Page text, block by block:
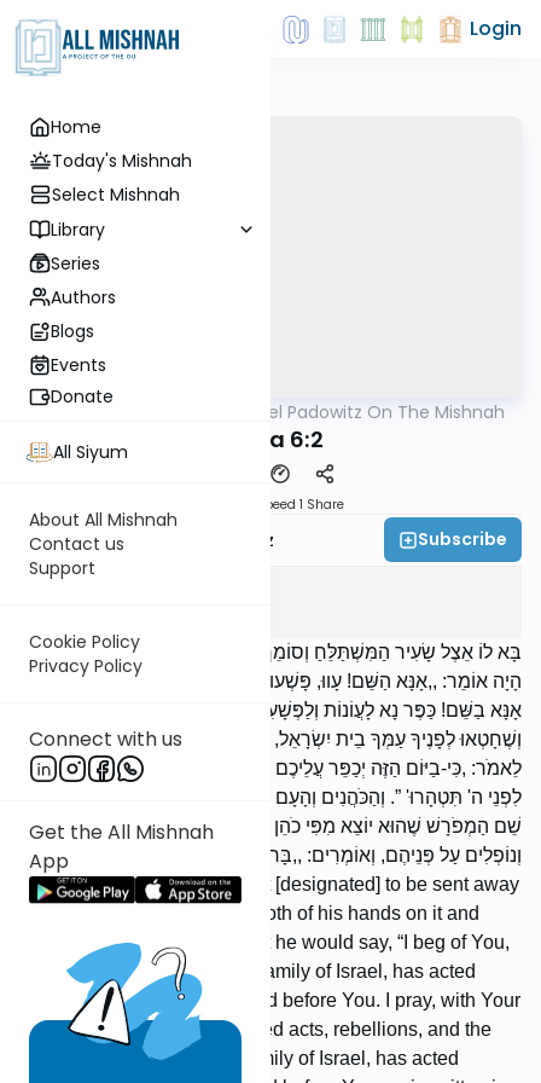
Home
Today's Mishnah
Select Mishnah
Library
Series
Authors
Blogs
Events
Donate
All Siyum
About All Mishnah
Contact us
Support
Cookie Policy
Privacy Policy
Connect with us
Get the All Mishnah
App
Login
Rabbi Joel Padowitz On The Mishnah
Yoma 6:2
Speed 1 Share
Rabbi Joel Padowitz Subscribe
בָּא לוֹ אֵצֶל שָׂעִיר הַמִּשְׁתַּלֵּחַ וְסוֹמֵךְ שְׁתֵּי יָדָיו עָלָיו וּמִתְוַדֶּה. וְכָךְ
הָיָה אוֹמֵר: ,,אָנָּא הַשֵּׁם! עָווּ, פָּשְׁעוּ, חָטְאוּ לְפָנֶיךָ עַמְּךָ בֵית יִשְׂרָאֵל.
אָנָּא בַשֵּׁם! כַּפֶּר נָא לָעֲוֹנוֹת וְלַפְּשָׁעִים וְלַחֲטָאִים, שֶׁעָווּ וְשֶׁפָּשְׁעוּ
וְשֶׁחָטְאוּ לְפָנֶיךָ עַמְּךָ בֵית יִשְׂרָאֵל, כַּכָּתוּב בְּתוֹרַת משֶׁה עַבְדֶּךָ
לֵאמֹר: ,כִּי-בַיּוֹם הַזֶּה יְכַפֵּר עֲלֵיכֶם לְטַהֵר אֶתְכֶם מִכֹּל חַטֹּאתֵיכֶם
לִפְנֵי ה' תִּטְהָרוּ' ”. וְהַכֹּהֲנִים וְהָעָם הָעוֹמְדִים בָּעֲזָרָה, כְּשֶׁהָיוּ שׁוֹמְעִים
שֵׁם הַמְפֹרָשׁ שֶׁהוּא יוֹצֵא מִפִּי כֹהֵן גָּדוֹל, הָיוּ כוֹרְעִים וּמִשְׁתַּחֲוִים
וְנוֹפְלִים עַל פְּנֵיהֶם, וְאוֹמְרִים: ,,בָּרוּךְ שֵׁם כְּבוֹד מַלְכוּתוֹ לְעוֹלָם וָעֶד”.
He [then] came to the he-goat [designated] to be sent away
[to Azazel] and he supports both of his hands on it and
confesses. And this is what he would say, “I beg of You,
HASHEM! Your nation, the Family of Israel, has acted
wickedly, rebelled, and sinned before You. I pray, with Your
Name! Forgive now the wicked acts, rebellions, and the
sins, for Your people, the Family of Israel, has acted